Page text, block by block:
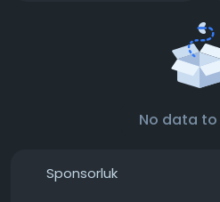
No data
Sponsorluk